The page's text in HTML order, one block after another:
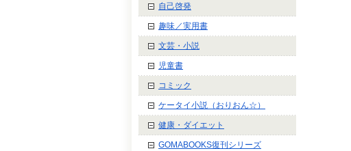
自己啓発
趣味／実用書
文芸・小説
児童書
コミック
ケータイ小説（おりおん☆）
健康・ダイエット
GOMABOOKS復刊シリーズ